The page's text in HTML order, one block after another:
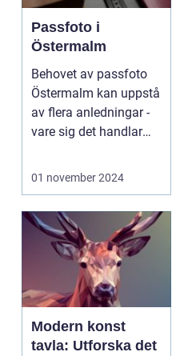
Passfoto i
Östermalm
Behovet av passfoto
Östermalm kan uppstå
av flera anledningar -
vare sig det handlar
01 november 2024
Modern konst
tavla: Utforska det